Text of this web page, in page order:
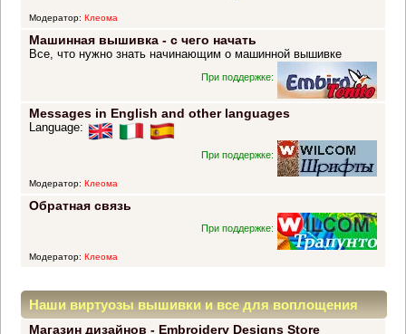
Модератор: Клеома
Машинная вышивка - с чего начать
Все, что нужно знать начинающим о машинной вышивке
При поддержке:
Messages in English and other languages
Language:
При поддержке:
Модератор: Клеома
Обратная связь
При поддержке:
Модератор: Клеома
Наши виртуозы вышивки и все для воплощения
Магазин дизайнов - Embroidery Designs Store